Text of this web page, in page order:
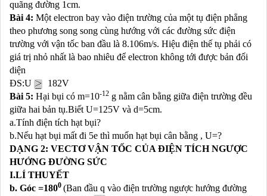
quãng đường 1cm.
Bài 4: Một electron bay vào điện trường của một tụ điện phẳng
theo phương song song cùng hướng với các đường sức điện
trường với vận tốc ban đầu là 8.106m/s. Hiệu điện thế tụ phải có
giá trị nhỏ nhất là bao nhiêu để electron không tới được bản đối
diện
ĐS:U
182V
Bài 5: Hại bụi có m=10-12 g nằm cân bằng giữa điện trường đều
giữa hai bản tụ.Biết U=125V và d=5cm.
a.Tính điện tích hạt bụi?
b.Nếu hạt bụi mất đi 5e thì muốn hạt bụi cân bằng , U=?
DẠNG 2: VECTƠ VẬN TỐC CỦA ĐIỆN TÍCH NGƯỢC
HƯỚNG ĐƯỜNG SỨC
I.LÍ THUYẾT
b. Góc =1800 (Ban đầu q vào điện trường ngược hướng đường